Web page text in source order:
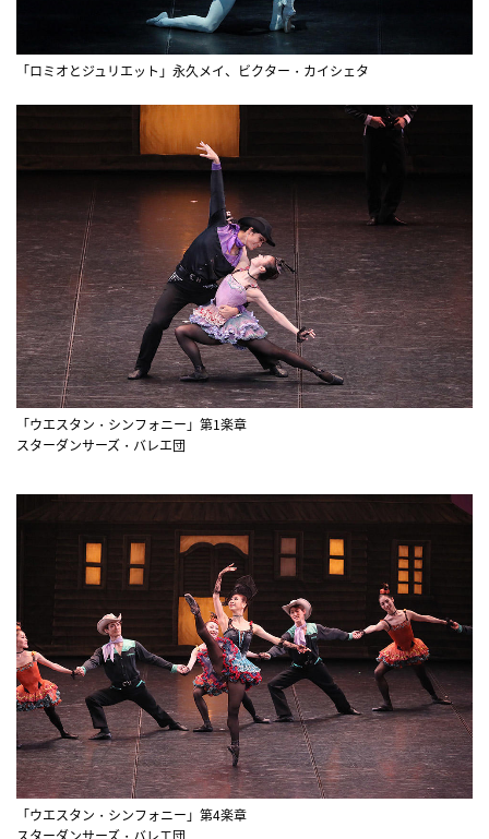
「ロミオとジュリエット」永久メイ、ビクター・カイシェタ
「ウエスタン・シンフォニー」第1楽章
スターダンサーズ・バレエ団
「ウエスタン・シンフォニー」第4楽章